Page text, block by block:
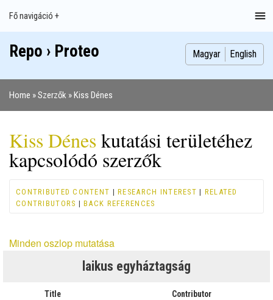
Main
navigation
Fő navigáció +
Index
Publikációk
Szakdolgozatok
Képek
Szerzők
Repo › Proteo Magyar English
Home Szerzők Kiss Dénes
Kiss Dénes kutatási területéhez
kapcsolódó szerzők
CONTRIBUTED CONTENT |RESEARCH INTEREST | RELATED
CONTRIBUTORS |BACK REFERENCES
Minden oszlop mutatása
laikus egyháztagság
Title Contributor